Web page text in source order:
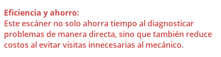
Eficiencia y ahorro:
Este escáner no solo ahorra tiempo al diagnosticar
problemas de manera directa, sino que también reduce
costos al evitar visitas innecesarias al mecánico.